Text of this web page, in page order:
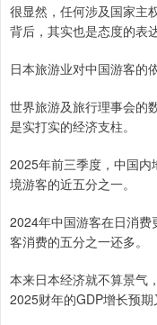
很显然，任何涉及国家主
背后，其实也是态度的表达
日本旅游业对中国游客的
世界旅游及旅行理事会的
是实打实的经济支柱。
2025年前三季度，中国内
境游客的近五分之一。
2024年中国游客在日消
客消费的五分之一还多。
本来日本经济就不算景气
2025财年的GDP增长预期